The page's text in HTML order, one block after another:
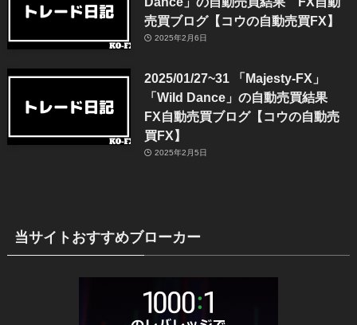
売買ブログ【コウの自動売買FX】
2025年2月6日
2025/01/27~31 「Majesty-FX」
「Wild Dance」の自動売買結果
FX自動売買ブログ【コウの自動売
買FX】
2025年2月5日
当サイトおすすめブローカー